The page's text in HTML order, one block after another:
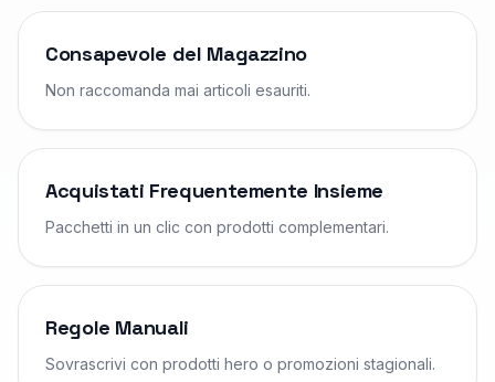
Consapevole del Magazzino
Non raccomanda mai articoli esauriti.
Acquistati Frequentemente Insieme
Pacchetti in un clic con prodotti complementari.
Regole Manuali
Sovrascrivi con prodotti hero o promozioni stagionali.